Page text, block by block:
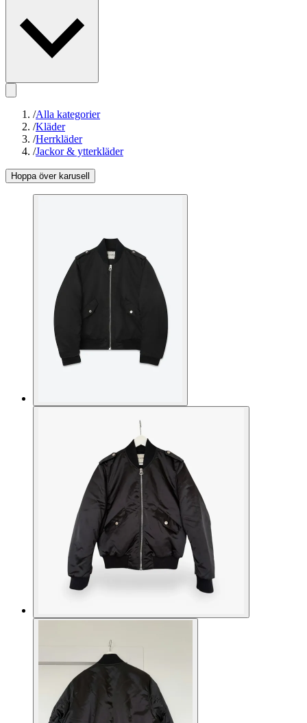
/Alla kategorier
/Kläder
/Herrkläder
/Jackor & ytterkläder
Hoppa över karusell